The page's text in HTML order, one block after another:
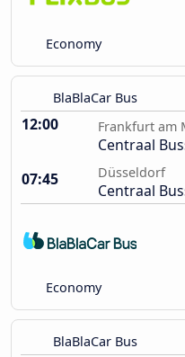
Economy
BlaBlaCar Bus
12:00 Frankfurt am
Centraal
07:45
Düsseldorf
Centraal
Economy
BlaBlaCar Bus